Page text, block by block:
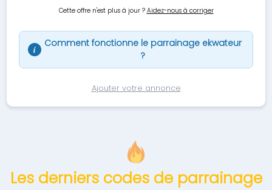
Cette offre n'est plus à jour ? Aidez-nous à corriger
i
Comment fonctionne le parrainage ekwateur
?
Ajouter votre annonce
Les derniers codes de parrainage